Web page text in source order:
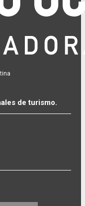
de turismo.